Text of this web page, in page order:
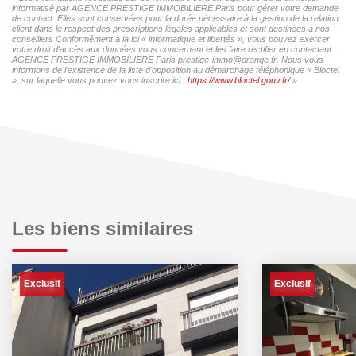
informatisé par AGENCE PRESTIGE IMMOBILIERE Paris pour gérer votre demande
de contact. Elles sont conservées pour la durée nécessaire à la gestion de la relation
client dans le respect des prescriptions légales applicables et sont destinées à nos
conseillers Conformément à la loi « informatique et libertés », vous pouvez exercer
votre droit d'accès aux données vous concernant et les faire rectifier en contactant
AGENCE PRESTIGE IMMOBILIERE Paris prestige-immo@orange.fr. Nous vous
informons de l'existence de la liste d'opposition au démarchage téléphonique « Bloctel
», sur laquelle vous pouvez vous inscrire ici : https://www.bloctel.gouv.fr/»
Les biens similaires
Exclusif Exclusif